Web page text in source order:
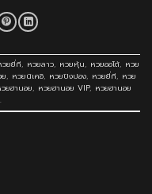
วยยี่กี, หวยลาว, หวยหุ้น, หวยออโต้, หวย
, หวยนิเคอิ, หวยปิงปอง, หวยยี่กี, หวย
ยฮานอย, หวยฮานอย VIP, หวยฮานอย
.